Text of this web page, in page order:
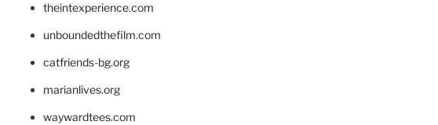
theintexperience.com
unboundedthefilm.com
catfriends-bg.org
marianlives.org
waywardtees.com